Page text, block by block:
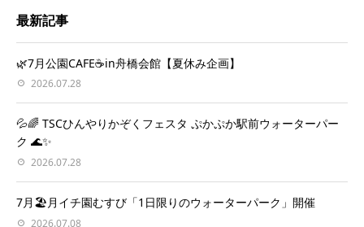
最新記事
🌿7月公園CAFE☕️in舟橋会館【夏休み企画】
2026.07.28
💦🌈 TSCひんやりかぞくフェスタ ぷかぷか駅前ウォーターパー
ク 🌊✨
2026.07.28
7月🏖️月イチ園むすび「1日限りのウォーターパーク」開催
2026.07.08